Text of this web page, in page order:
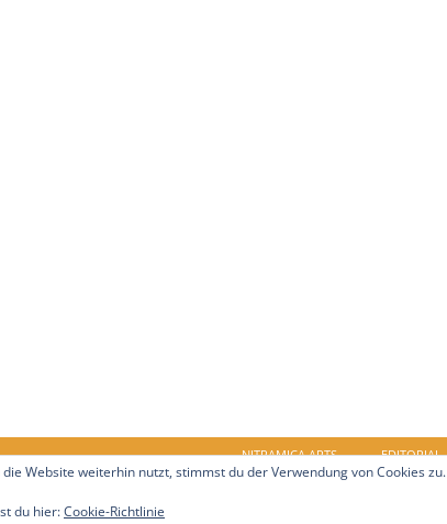
NITRAMICA ARTS EDITORIAL
Website weiterhin nutzt, stimmst du der Verwendung von Cookies zu.
du hier:Cookie-Richtlinie